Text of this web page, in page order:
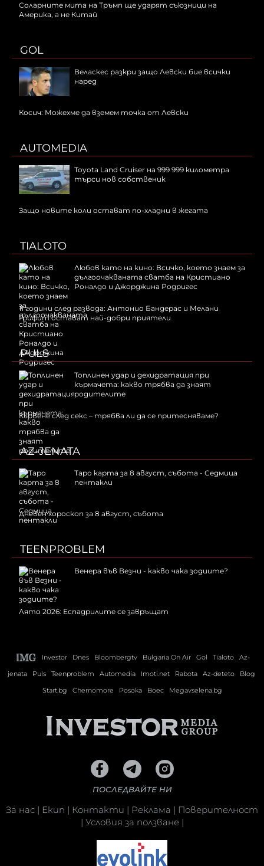
Соларните мита на Тръмп ще ударят съюзници на
Америка, а не Китай
GOL
Веласкес разкри защо Левски бие всички
наред
Косич: Можехме да вземем точка от Левски
AUTOMEDIA
Toyota Land Cruiser на 999 999 километра
търси нов собственик
Защо новите коли остават по-хладни в жегата
TIALOTO
Любов като на кино: Всичко, което знаем за
дългоочакваната сватба на Кристиано
Роналдо и Джорджина Родригес
11 години след развода: Антонио Бандерас и Мелани
Грифит остават най-добри приятели
PULS
Топлинен удар и дехидратация при
кърмачета: какво трябва да знаят
родителите
Кървене след секс – трябва ли да се притесняваме?
AZ-JENATA
Таро карта за 8 август, събота - Седмица
пентакли
Дневен хороскоп за 8 август, събота
TEENPROBLEM
Венера във Везни - какво чака зодиите?
Лято 2026: Еспадрилите се завръщат
Investor Dnes Bloombergtv Bulgaria On Air Gol Tialoto
Az-
jenata
Puls Teenproblem Automedia Imoti.net Rabota Az-deteto
Blog
Start.bg
Chernomore Posoka Boec Megavselena.bg
ПОСЛЕДВАЙТЕ НИ
За нас | Екип | Контакти | Реклама | Поверителност
| Условия за ползване|